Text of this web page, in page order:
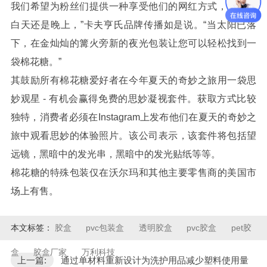
我们希望为粉丝们提供一种享受他们的网红方式，无论是
白天还是晚上，”卡夫亨氏品牌传播如是说。“当太阳已落
下，在金灿灿的篝火旁新的夜光包装让您可以轻松找到一
袋棉花糖。”
其鼓励所有棉花糖爱好者在今年夏天的奇妙之旅用一袋思
妙观星 - 有机会赢得免费的思妙凝视套件。获取方式比较
独特，消费者必须在Instagram上发布他们在夏天的奇妙之
旅中观看思妙的体验照片。该公司表示，该套件将包括望
远镜，黑暗中的发光串，黑暗中的发光贴纸等等。
棉花糖的特殊包装仅在沃尔玛和其他主要零售商的美国市
场上有售。
本文标签： 胶盒 pvc包装盒 透明胶盒 pvc胶盒 pet胶
盒 胶盒厂家 万利科技
上一篇: 通过单材料重新设计为洗护用品减少塑料使用量